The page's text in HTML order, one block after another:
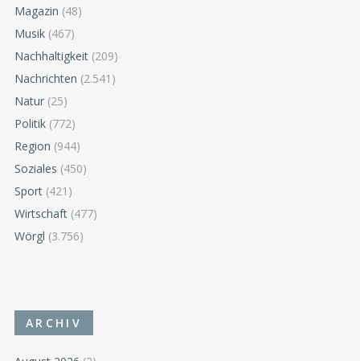
Magazin (48)
Musik (467)
Nachhaltigkeit (209)
Nachrichten (2.541)
Natur (25)
Politik (772)
Region (944)
Soziales (450)
Sport (421)
Wirtschaft (477)
Wörgl (3.756)
ARCHIV